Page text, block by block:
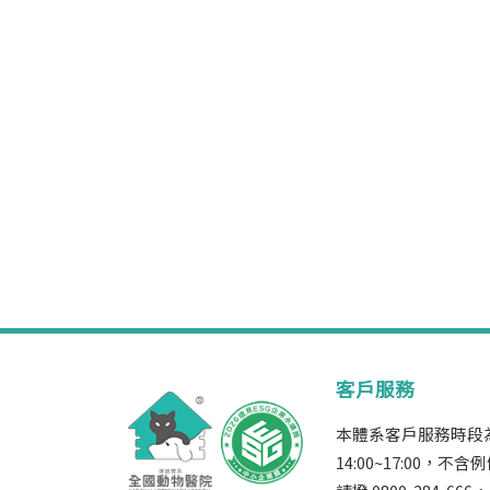
客戶服務
本體系客戶服務時段
14:00~17:00，不含